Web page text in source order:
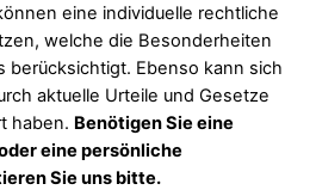
eine individuelle rechtliche
welche die Besonderheiten
berücksichtigt. Ebenso kann sich
aktuelle Urteile und Gesetze
haben. Benötigen Sie eine
eine persönliche
Sie uns bitte.